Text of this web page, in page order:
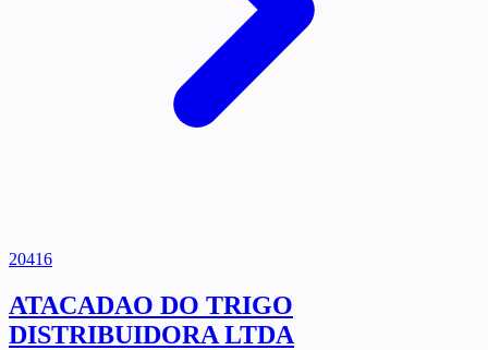
20416
ATACADAO DO TRIGO
DISTRIBUIDORA LTDA